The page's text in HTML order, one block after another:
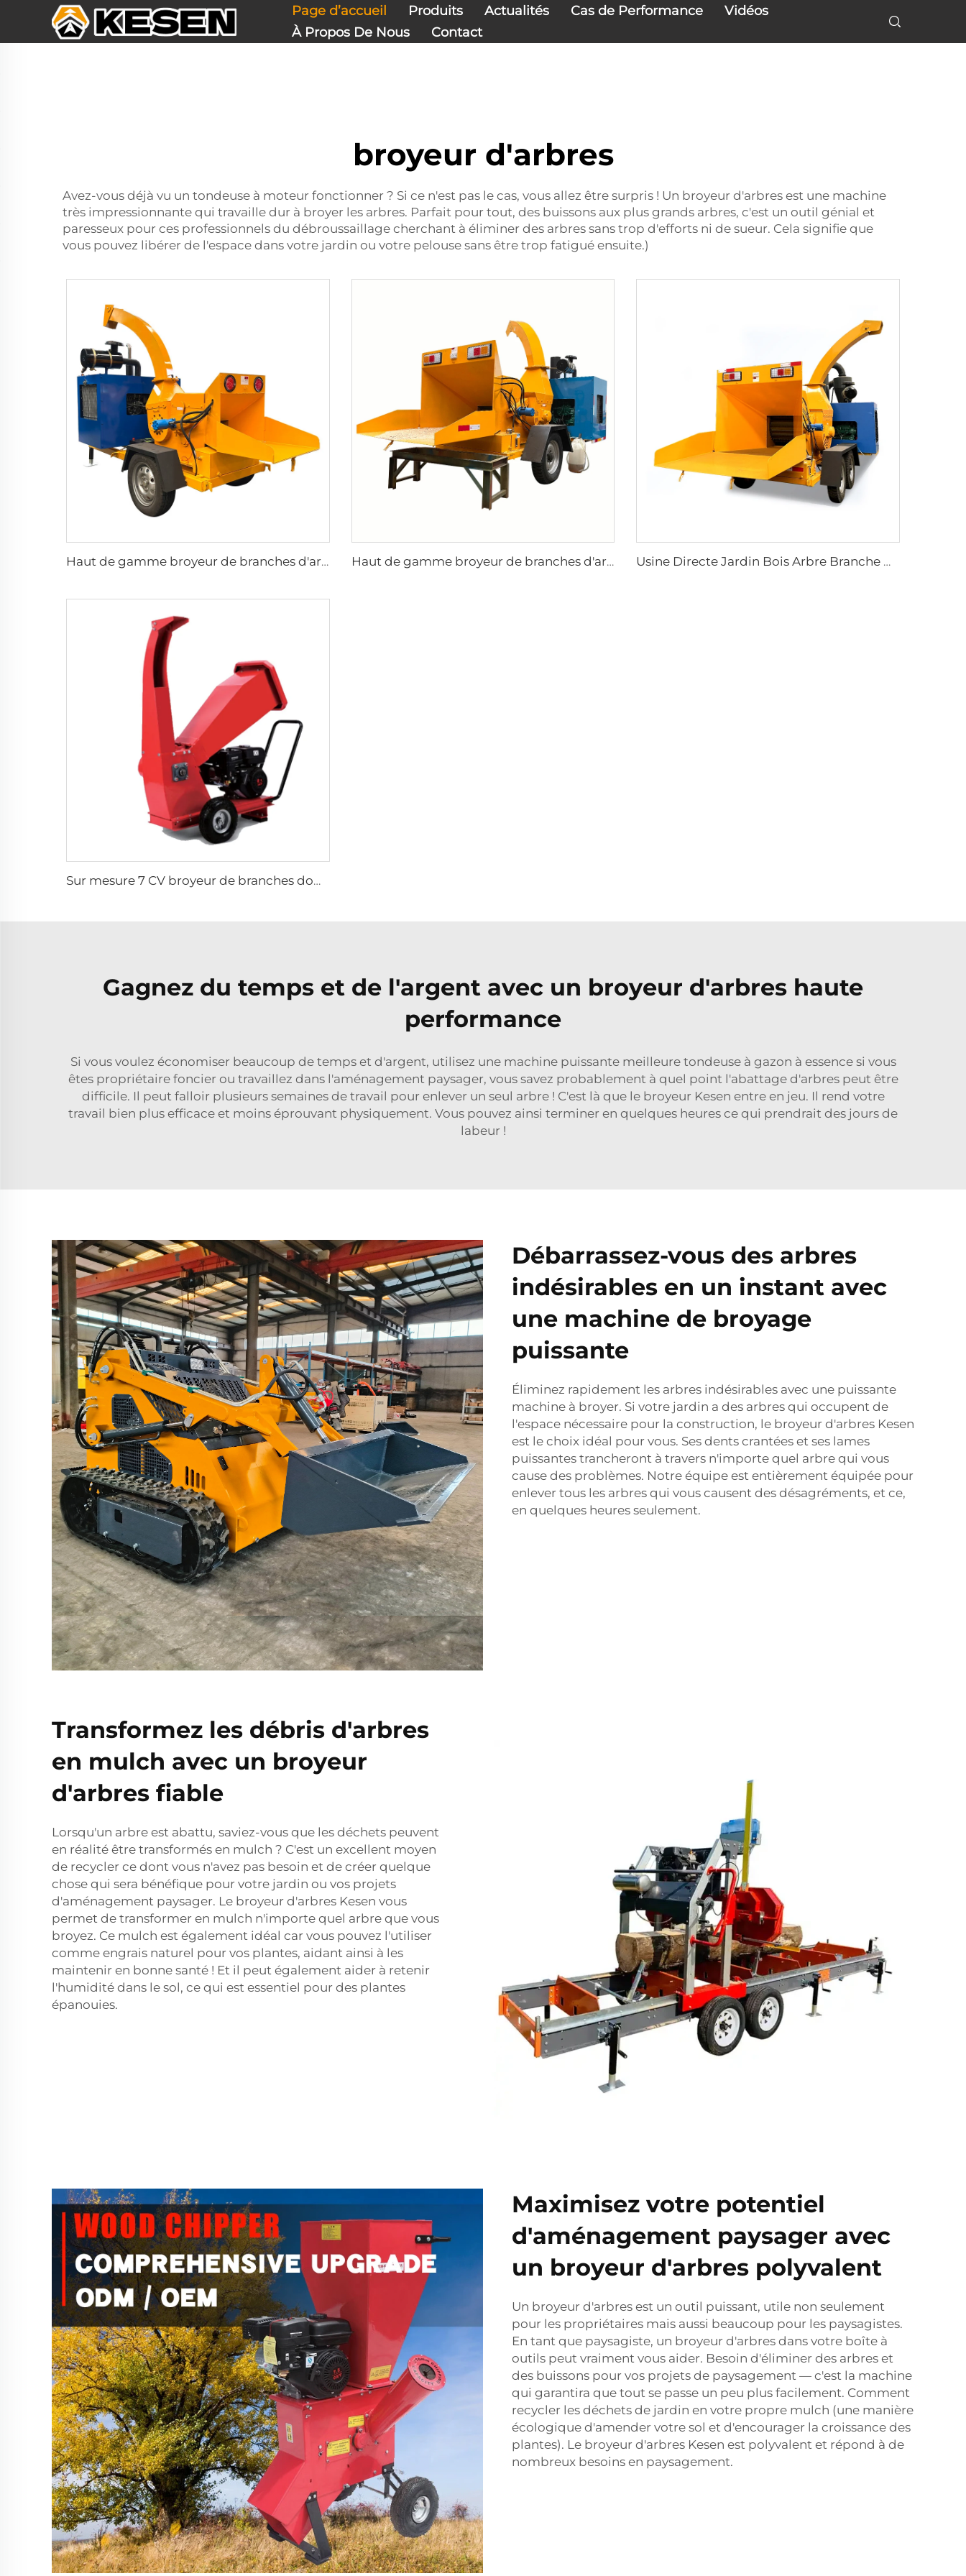
moteur de tondeuse à gazon en action ? Si ce n'est pas le cas, vous allez être surpris ! Un broyeur d'arbres est une machine redoutable qui s'attaque avec efficacité aux
arbres. Très adapté pour e ...">
Page d’accueil Produits Actualités Cas de Performance
Vidéos
À Propos De Nous
Contact
broyeur d'arbres
Avez-vous déjà vu un tondeuse à moteur fonctionner ? Si ce n'est pas le cas, vous allez être surpris ! Un broyeur d'arbres est une machine
très impressionnante qui travaille dur à broyer les arbres. Parfait pour tout, des buissons aux plus grands arbres, c'est un outil génial et
paresseux pour ces professionnels du débroussaillage cherchant à éliminer des arbres sans trop d'efforts ni de sueur. Cela signifie que
vous pouvez libérer de l'espace dans votre jardin ou votre pelouse sans être trop fatigué ensuite.)
Haut de gamme broyeur de branches d'arbre en bois pour jardin, broyeur à bois diesel, broyeur à bois Haut de gamme broyeur de branches d'arbre en bois pour jardin, broyeur à bois diesel, grande machine mobile à copeaux de bois Usine Directe Jardin Bois Arbre Branche Broyeur Diesel Déchiqueteur de Bois Broyeur de Bûches Déchiqueteur de Bois
Sur mesure 7 CV broyeur de branches domestique à moteur à essence, machine broyeur de bois
Gagnez du temps et de l'argent avec un broyeur d'arbres haute
performance
Si vous voulez économiser beaucoup de temps et d'argent, utilisez une machine puissante meilleure tondeuse à gazon à essence si vous
êtes propriétaire foncier ou travaillez dans l'aménagement paysager, vous savez probablement à quel point l'abattage d'arbres peut être
difficile. Il peut falloir plusieurs semaines de travail pour enlever un seul arbre ! C'est là que le broyeur Kesen entre en jeu. Il rend votre
travail bien plus efficace et moins éprouvant physiquement. Vous pouvez ainsi terminer en quelques heures ce qui prendrait des jours de
labeur !
Débarrassez-vous des arbres
indésirables en un instant avec
une machine de broyage
puissante
Éliminez rapidement les arbres indésirables avec une puissante
machine à broyer. Si votre jardin a des arbres qui occupent de
l'espace nécessaire pour la construction, le broyeur d'arbres Kesen
est le choix idéal pour vous. Ses dents crantées et ses lames
puissantes trancheront à travers n'importe quel arbre qui vous
cause des problèmes. Notre équipe est entièrement équipée pour
enlever tous les arbres qui vous causent des désagréments, et ce,
en quelques heures seulement.
Transformez les débris d'arbres
en mulch avec un broyeur
d'arbres fiable
Lorsqu'un arbre est abattu, saviez-vous que les déchets peuvent
en réalité être transformés en mulch ? C'est un excellent moyen
de recycler ce dont vous n'avez pas besoin et de créer quelque
chose qui sera bénéfique pour votre jardin ou vos projets
d'aménagement paysager. Le broyeur d'arbres Kesen vous
permet de transformer en mulch n'importe quel arbre que vous
broyez. Ce mulch est également idéal car vous pouvez l'utiliser
comme engrais naturel pour vos plantes, aidant ainsi à les
maintenir en bonne santé ! Et il peut également aider à retenir
l'humidité dans le sol, ce qui est essentiel pour des plantes
épanouies.
Maximisez votre potentiel
d'aménagement paysager avec
un broyeur d'arbres polyvalent
Un broyeur d'arbres est un outil puissant, utile non seulement
pour les propriétaires mais aussi beaucoup pour les paysagistes.
En tant que paysagiste, un broyeur d'arbres dans votre boîte à
outils peut vraiment vous aider. Besoin d'éliminer des arbres et
des buissons pour vos projets de paysagement — c'est la machine
qui garantira que tout se passe un peu plus facilement. Comment
recycler les déchets de jardin en votre propre mulch (une manière
écologique d'amender votre sol et d'encourager la croissance des
plantes). Le broyeur d'arbres Kesen est polyvalent et répond à de
nombreux besoins en paysagement.